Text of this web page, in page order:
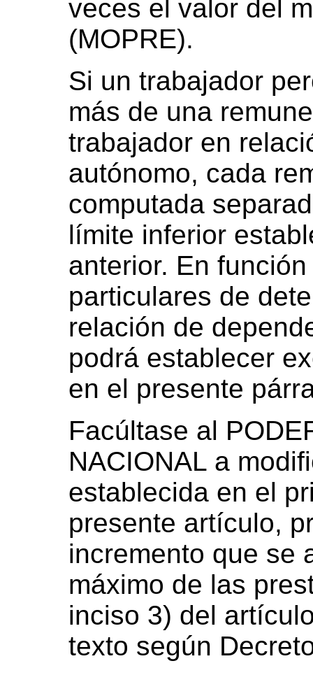
veces el valor del
(MOPRE).
Si un trabajador
más de una
trabajador en
autónomo, cada
computada
límite inferior
anterior. En
particulares de
relación de
podrá establecer
en el presente
Facúltase al
NACIONAL a
establecida en el
presente artículo,
incremento que se
máximo de las
inciso 3) del
texto según